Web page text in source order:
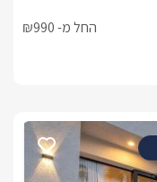
החל מ- ₪990